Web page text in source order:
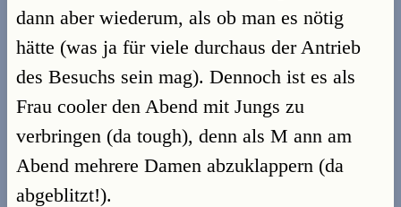
dann aber wiederum, als ob man es nötig
hätte (was ja für viele durchaus der Antrieb
des Besuchs sein mag). Dennoch ist es als
Frau cooler den Abend mit Jungs zu
verbringen (da tough), denn als M ann am
Abend mehrere Damen abzuklappern (da
abgeblitzt!).